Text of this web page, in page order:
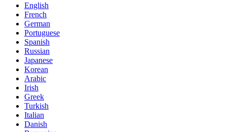
English
French
German
Portuguese
Spanish
Russian
Japanese
Korean
Arabic
Irish
Greek
Turkish
Italian
Danish